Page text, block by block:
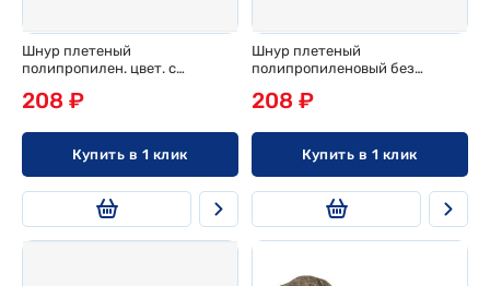
Шнур плетеный
полипропилен. цвет. с
европодвес
208 ₽
Купить в 1 клик
Шнур плетеный
полипропиленовый без
208 ₽
Купить в 1 клик